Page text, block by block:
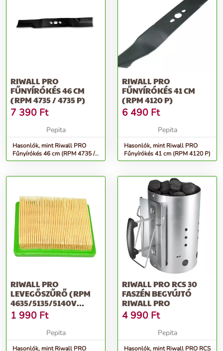
RIWALL PRO
FŰNYÍRÓKÉS 46 CM
(RPM 4735 / 4735 P)
7 390 Ft
Pepita
Hasonlók, mint Riwall PRO
Fűnyírókés 46 cm (RPM 4735 /
4735 P)
RIWALL PRO
FŰNYÍRÓKÉS 41 CM
(RPM 4120 P)
6 490 Ft
Pepita
Hasonlók, mint Riwall PRO
Fűnyírókés 41 cm (RPM 4120 P)
RIWALL PRO
LEVEGŐSZŰRŐ (RPM
4635/5135/5140V
MOTOR T475/575)
1 990 Ft
Pepita
Hasonlók, mint Riwall PRO
RIWALL PRO RCS 30
FASZÉN BEGYÚJTÓ
RIWALL PRO
4 990 Ft
Pepita
Hasonlók, mint Riwall PRO RCS